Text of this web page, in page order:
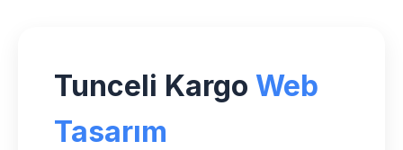
Tunceli Kargo Web
Tasarım